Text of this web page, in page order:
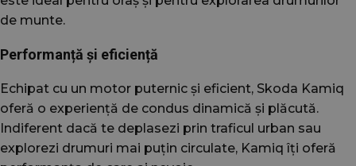
de munte.
Performanță și eficiență
Echipat cu un motor puternic și eficient, Skoda Kamiq
oferă o experiență de condus dinamică și plăcută.
Indiferent dacă te deplasezi prin traficul urban sau
explorezi drumuri mai puțin circulate, Kamiq îți oferă